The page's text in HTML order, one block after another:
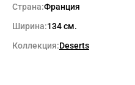
Страна:Франция
Ширина:134 см.
Коллекция:Deserts